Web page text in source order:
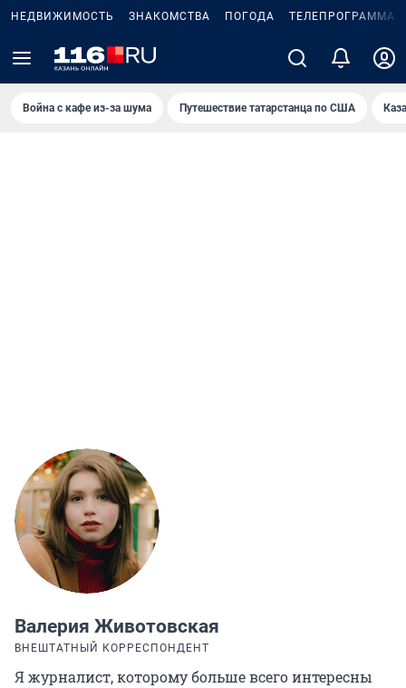
НЕДВИЖИМОСТЬ ЗНАКОМСТВА ПОГОДА ТЕЛЕПРОГРАММА
Война с кафе из-за шума Путешествие татарстанца по США
Валерия Животовская
ВНЕШТАТНЫЙ КОРРЕСПОНДЕНТ
Я журналист, которому больше всего интересны